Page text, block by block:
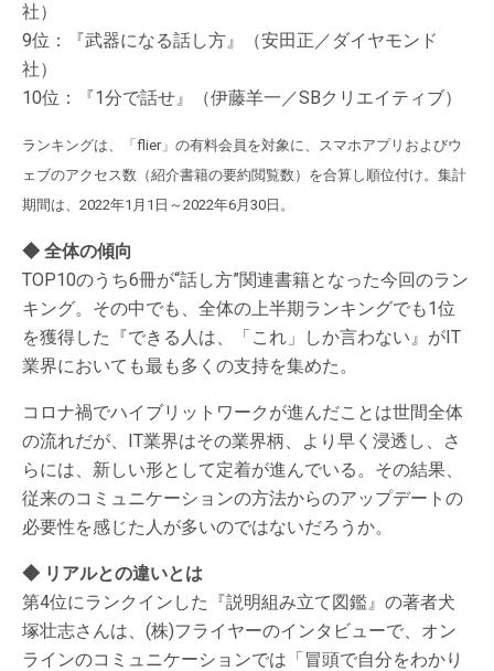
社）
9位：『武器になる話し方』（安田正／ダイヤモンド
社）
10位：『1分で話せ』（伊藤羊一／SBクリエイティブ）
ランキングは、「flier」の有料会員を対象に、スマホアプリおよびウ
ェブのアクセス数（紹介書籍の要約閲覧数）を合算し順位付け。集計
期間は、2022年1月1日～2022年6月30日。
◆ 全体の傾向
TOP10のうち6冊が“話し方”関連書籍となった今回のラン
キング。その中でも、全体の上半期ランキングでも1位
を獲得した『できる人は、「これ」しか言わない』がIT
業界においても最も多くの支持を集めた。
コロナ禍でハイブリットワークが進んだことは世間全体
の流れだが、IT業界はその業界柄、より早く浸透し、さ
らには、新しい形として定着が進んでいる。その結果、
従来のコミュニケーションの方法からのアップデートの
必要性を感じた人が多いのではないだろうか。
◆ リアルとの違いとは
第4位にランクインした『説明組み立て図鑑』の著者犬
塚壮志さんは、(株)フライヤーのインタビューで、オン
ラインのコミュニケーションでは「冒頭で自分をわかり